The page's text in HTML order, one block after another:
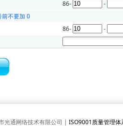
86-
-
不要加 0
86-
-
光通网络技术有限公司 | ISO9001质量管理体